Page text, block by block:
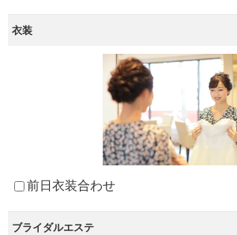
衣装
前日衣装合わせ
ブライダルエステ